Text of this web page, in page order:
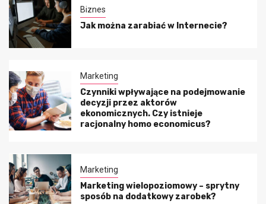
Biznes
Jak można zarabiać w Internecie?
Marketing
Czynniki wpływające na podejmowanie
decyzji przez aktorów
ekonomicznych. Czy istnieje
racjonalny homo economicus?
Marketing
Marketing wielopoziomowy – sprytny
sposób na dodatkowy zarobek?